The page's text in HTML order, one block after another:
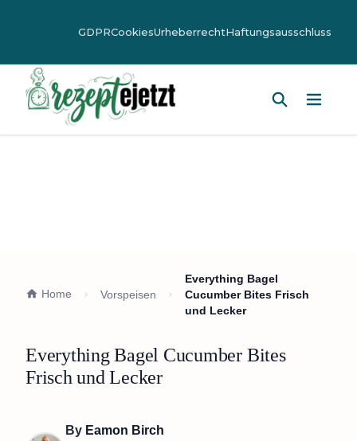
GDPRCookiesUrheberrechtHaftungsausschluss
Home Vorspeisen
Everything Bagel
Cucumber Bites Frisch
und Lecker
Everything Bagel Cucumber Bites
Frisch und Lecker
By Eamon Birch